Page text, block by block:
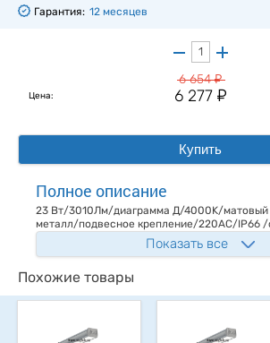
Гарантия: 12 месяцев
Цена:
6 654у
6 277 у
Купить
Полное описание
23 Вт/3010Лм/диаграмма Д/4000K/матовый
металл/подвесное крепление/220AC/IP66 /
Показать все
Похожие товары